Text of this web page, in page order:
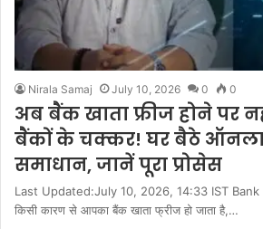
Nirala Samaj July 10, 2026 0 0
अब बैंक खाता फ्रीज होने पर
बैंकों के चक्कर! घर बैठे
समाधान, जानें पूरा प्रोसेस
Last Updated:July 10, 2026, 14:33 IST
किसी कारण से आपका बैंक खाता फ्रीज हो जाता है,…